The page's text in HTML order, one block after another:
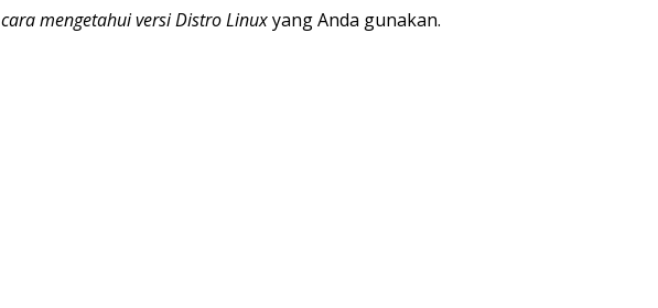
cara mengetahui versi Distro Linuxyang Anda gunakan.